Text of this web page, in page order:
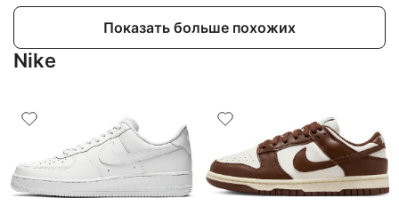
Показать больше похожих
Nike